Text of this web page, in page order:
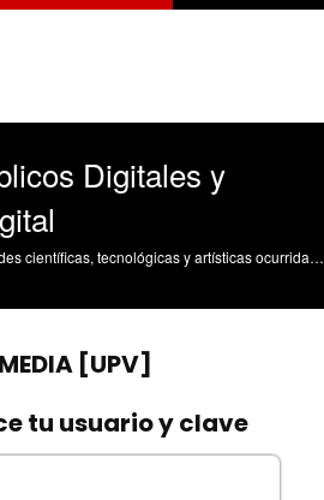
Digitales y
Divulgación de las actividades científicas, tecnológicas y artísticas ocurridas en los tres campus de la UPV